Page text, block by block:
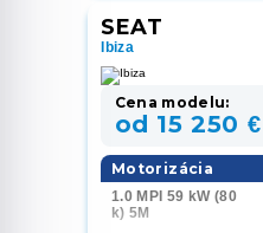
HYBRID 61 kW (83
k) CVT
1.2 DUALJET MILD
HYBRID 61 kW (83
k) 4x4 5M
SEAT
Ibiza
Cena modelu:
od 15 250 €
Motorizácia
1.0 MPI 59 kW (80
k) 5M